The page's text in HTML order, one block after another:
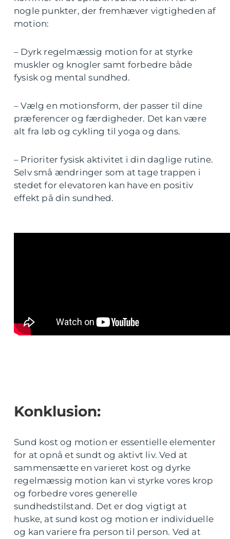
nogle punkter, der fremhæver vigtigheden af
motion:
– Dyrk regelmæssig motion for at styrke
muskler og knogler samt forbedre både
fysisk og mental sundhed.
– Vælg en motionsform, der passer til dine
præferencer og færdigheder. Det kan være
alt fra løb og cykling til yoga og dans.
– Prioriter fysisk aktivitet i din daglige rutine.
Selv små ændringer som at tage trappen i
stedet for elevatoren kan have en positiv
effekt på din sundhed.
Konklusion:
Sund kost og motion er essentielle elementer
for at opnå et sundt og aktivt liv. Ved at
sammensætte en varieret kost og dyrke
regelmæssig motion kan vi styrke vores krop
og forbedre vores generelle
sundhedstilstand. Det er dog vigtigt at
huske, at sund kost og motion er individuelle
og kan variere fra person til person. Ved at